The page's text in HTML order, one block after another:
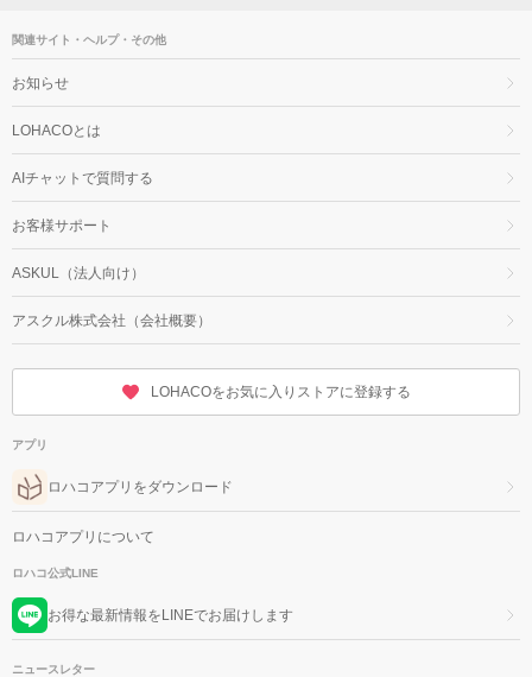
関連サイト・ヘルプ・その他
お知らせ
LOHACOとは
AIチャットで質問する
お客様サポート
ASKUL（法人向け）
アスクル株式会社（会社概要）
LOHACOをお気に入りストアに登録する
アプリ
ロハコアプリをダウンロード
ロハコアプリについて
ロハコ公式LINE
お得な最新情報をLINEでお届けします
ニュースレター